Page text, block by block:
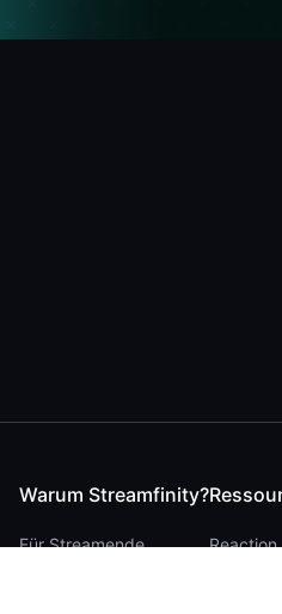
Warum Streamfinity?
Für Streamende
Reaction